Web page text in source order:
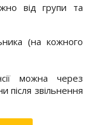
від групи та
(на кожного
можна через
після звільнення